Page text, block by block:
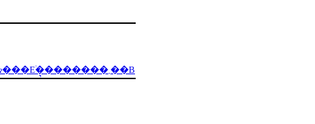
�֔�H�E���`�͂ǂ��ɂ���́H����(��)�ł��B�����L���C�ɂ���Ε֔�͉�������܂��B